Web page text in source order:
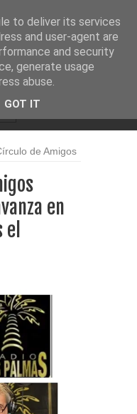
de Amigos
en
el
to deliver its services
and user-agent are
and security
generate usage
abuse.
GOT IT